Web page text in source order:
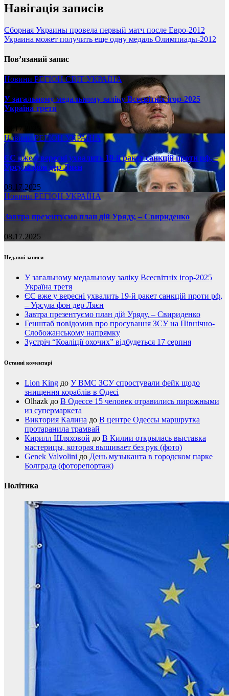
Навігація записів
Сборная Украины провела первый матч после Евро-2012
Украина может получить еще одну медаль Олимпиады-2012
Пов’язаний запис
Новини РЕГІОНСВІТ УКРАЇНА
У загальному медальному заліку Всесвітніх ігор-2025
Україна третя
08.17.2025
НовиниРЕГІОН УКРАЇНА
ЄС вже у вересні ухвалить 19-й ракет санкцій проти рф, –
Урсула фон дер Ляєн
08.17.2025
Новини РЕГІОН УКРАЇНА
Завтра презентуємо план дій Уряду, – Свириденко
08.17.2025
Недавні записи
У загальному медальному заліку Всесвітніх ігор-2025
Україна третя
ЄС вже у вересні ухвалить 19-й ракет санкцій проти рф,
– Урсула фон дер Ляєн
Завтра презентуємо план дій Уряду, – Свириденко
Генштаб повідомив про просування ЗСУ на Північно-
Слобожанському напрямку
Зустріч “Коаліції охочих” відбудеться 17 серпня
Останні коментарі
Lion King до У ВМС ЗСУ спростували фейк щодо
знищення кораблів в Одесі
Olhazk до В Одессе 15 человек отравились пирожными
из супермаркета
Виктория Калина до В центре Одессы маршрутка
протаранила трамвай
Кирилл Шляховой до В Килии открылась выставка
мастерицы, которая вышивает без рук (фото)
Genek Valvolini до День музыканта в городском парке
Болграда (фоторепортаж)
Політика